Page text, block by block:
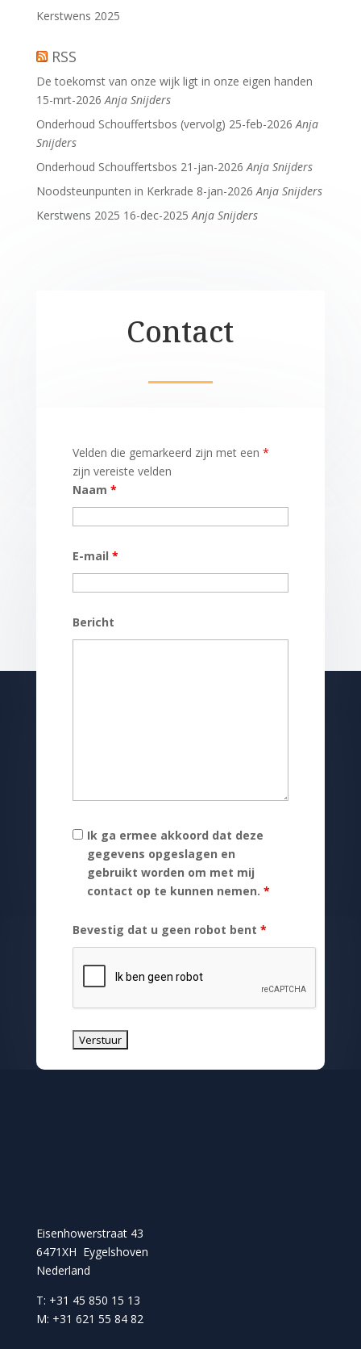
Kerstwens 2025
RSS
De toekomst van onze wijk ligt in onze eigen handen
15-mrt-2026 Anja Snijders
Onderhoud Schouffertsbos (vervolg) 25-feb-2026 Anja
Snijders
Onderhoud Schouffertsbos 21-jan-2026 Anja Snijders
Noodsteunpunten in Kerkrade 8-jan-2026 Anja Snijders
Kerstwens 2025 16-dec-2025 Anja Snijders
Contact
Velden die gemarkeerd zijn met een *
zijn vereiste velden
Naam *
E-mail *
Bericht
Ik ga ermee akkoord dat deze
gegevens opgeslagen en
gebruikt worden om met mij
contact op te kunnen nemen. *
Bevestig dat u geen robot bent *
Eisenhowerstraat 43
6471XH Eygelshoven
Nederland
T: +31 45 850 15 13
M: +31 621 55 84 82